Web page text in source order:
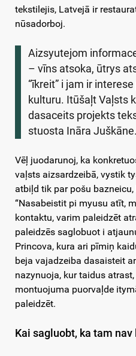
tekstilejis, Latvejā ir
nūsadorboj.
Aizsyutejom
– vīns atsoka, ūtrys
“īkreit” i jam ir
kulturu. Itūšaļt Vaļsts
dasaceits projekts
stuosta Ināra Juškāne.
Vēļ juodarunoj, ka
vaļsts aizsardzeibā, vystik
atbiļd tik par pošu
“Nasabeistit pi myusu atīt,
kontaktu, varim paleidzēt
paleidzēs saglobuot i
Princova, kura ari pīmiņ
beja vajadzeiba dasaisteit
nazynuoja, kur taidus
montuojuma puorvaļde
paleidzēt.
Kai sagluobt, ka tam